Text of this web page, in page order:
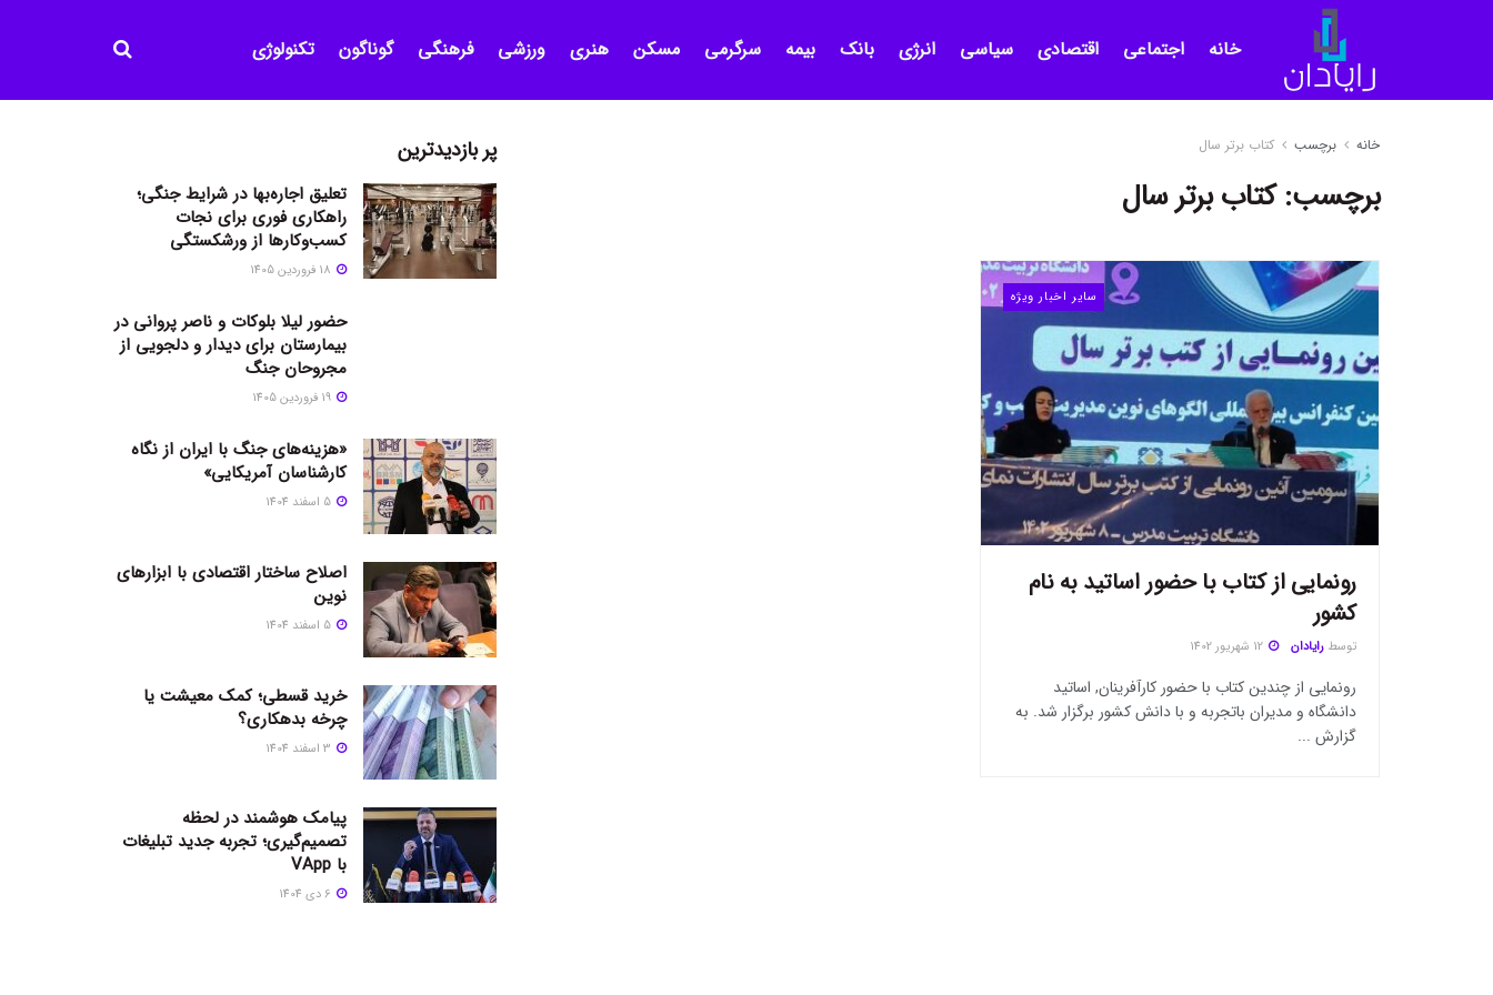
خانه اجتماعی اقتصادی سیاسی انرژی بانک بیمه سرگرمی مسکن هنری ورزشی فرهنگی گوناگون تکنولوژی
خانه برچسب کتاب برتر سال
برچسب:کتاب برتر سال
سایر اخبار ویژه
رونمایی از کتاب با حضور اساتید به نام
کشور
توسط رایادان
رونمایی از چندین کتاب با حضور کارآفرینان, اساتید
دانشگاه و مدیران باتجربه و با دانش کشور برگزار شد. به
گزارش ...
پر بازدیدترین
تعلیق اجاره‌بها در شرایط جنگی؛
راهکاری فوری برای نجات
کسب‌وکارها از ورشکستگی
حضور لیلا بلوکات و ناصر پروانی در
بیمارستان برای دیدار و دلجویی از
مجروحان جنگ
«هزینه‌های جنگ با ایران از نگاه
کارشناسان آمریکایی»
اصلاح ساختار اقتصادی با ابزارهای
نوین
خرید قسطی؛ کمک معیشت یا
چرخه بدهکاری؟
پیامک هوشمند در لحظه
تصمیم‌گیری؛ تجربه جدید تبلیغات
با VApp